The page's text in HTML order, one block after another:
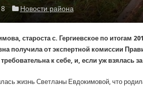
Новости района
староста с. Гергиевское по итогам
получила от экспертной комиссии
к себе, и, если уж взялась
жизнь Светланы Евдокимовой, что